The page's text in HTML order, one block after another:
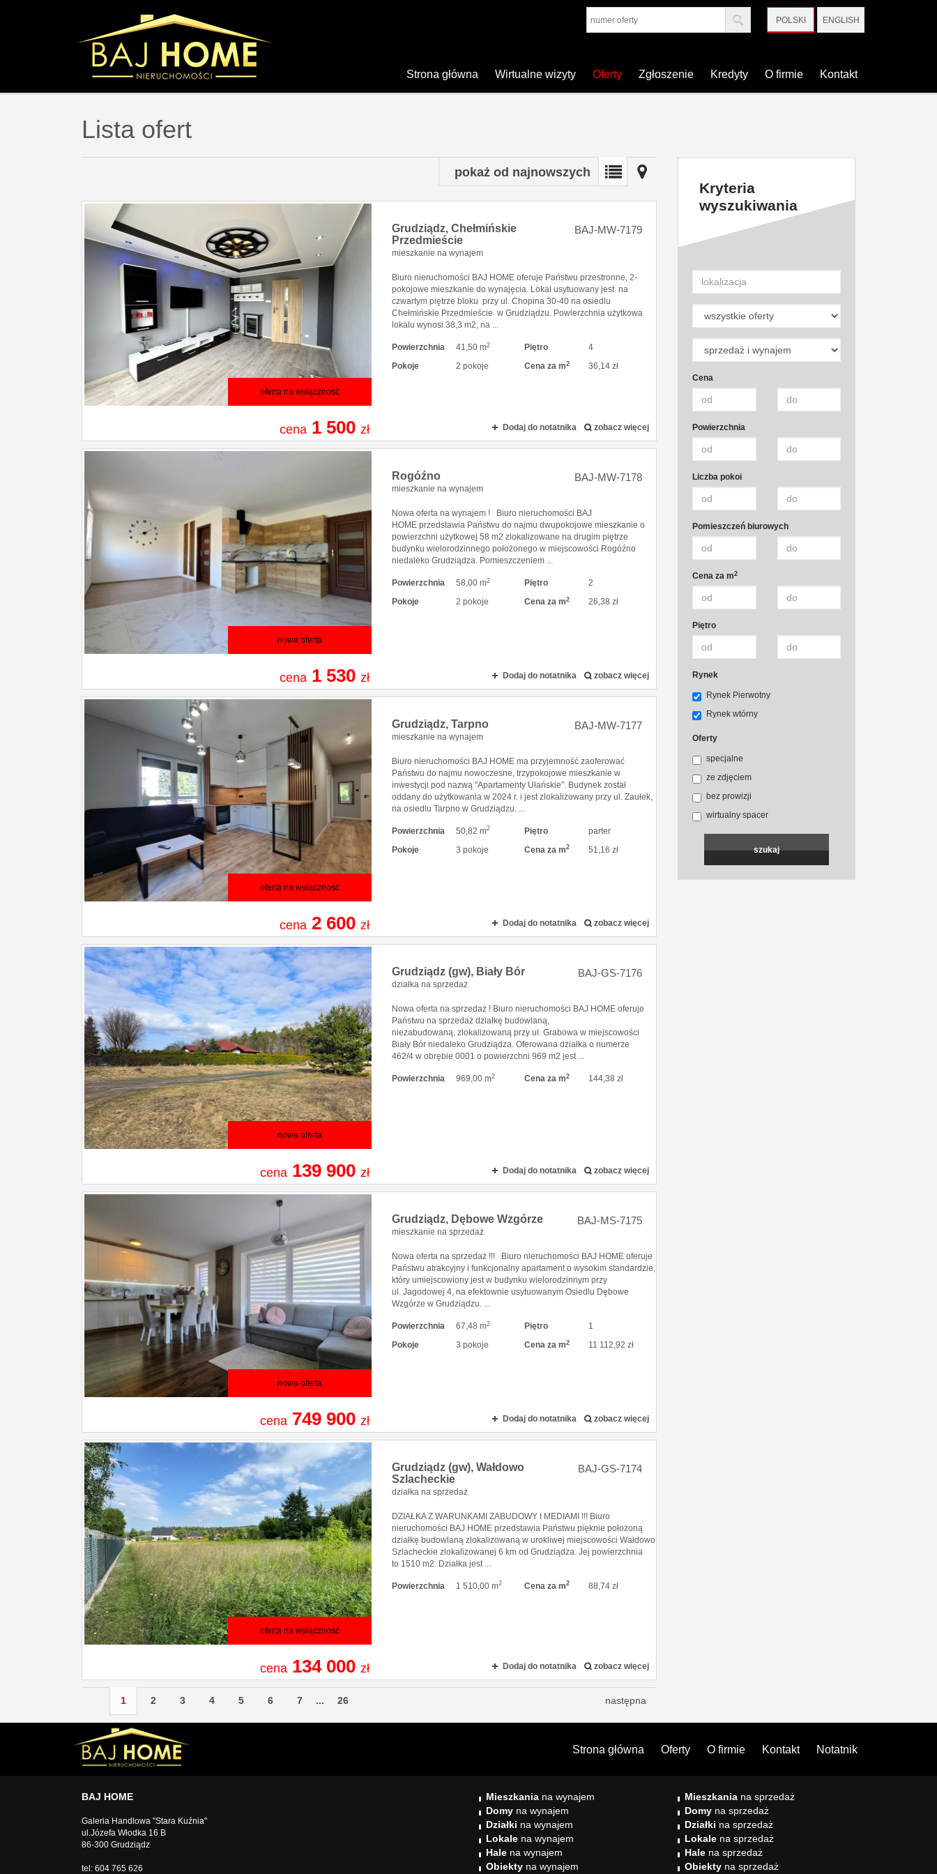
POLSKI ENGLISH
Strona główna Wirtualne wizyty Oferty Zgłoszenie Kredyty O firmie Kontakt
Lista ofert
pokaż od najnowszych
oferta na wyłączność
Grudziądz, Chełmińskie
Przedmieście
mieszkanie na wynajem
BAJ-MW-7179
Biuro nieruchomości BAJ HOME oferuje Państwu przestronne, 2-
pokojowe mieszkanie do wynajęcia. Lokal usytuowany jest na
czwartym piętrze bloku przy ul. Chopina 30-40 na osiedlu
Chełmińskie Przedmieście w Grudziądzu. Powierzchnia użytkowa
lokalu wynosi 38,3 m2, na ...
Powierzchnia 41,50 m2 Piętro
4
Pokoje
2 pokoje Cena za m2 36,14 zł
cena1 500 zł Dodaj do notatnika zobacz więcej
nowa oferta
Rogóźno
mieszkanie na wynajem
BAJ-MW-7178
Nowa oferta na wynajem ! Biuro nieruchomości BAJ
HOME przedstawia Państwu do najmu dwupokojowe mieszkanie o
powierzchni użytkowej 58 m2 zlokalizowane na drugim piętrze
budynku wielorodzinnego położonego w miejscowości Rogóźno
niedaleko Grudziądza. Pomieszczeniem ...
Powierzchnia 58,00 m2 Piętro
2
Pokoje
2 pokoje Cena za m2 26,38 zł
cena1 530 zł Dodaj do notatnika zobacz więcej
oferta na wyłączność
Grudziądz, Tarpno
mieszkanie na wynajem
BAJ-MW-7177
Biuro nieruchomości BAJ HOME ma przyjemność zaoferować
Państwu do najmu nowoczesne, trzypokojowe mieszkanie w
inwestycji pod nazwą "Apartamenty Ułańskie". Budynek został
oddany do użytkowania w 2024 r. i jest zlokalizowany przy ul. Zaułek,
na osiedlu Tarpno w Grudziądzu. ...
Powierzchnia 50,82 m2 Piętro
parter
Pokoje
3 pokoje Cena za m2 51,16 zł
cena2 600 zł Dodaj do notatnika zobacz więcej
nowa oferta
Grudziądz (gw), Biały Bór
działka na sprzedaż
BAJ-GS-7176
Nowa oferta na sprzedaż ! Biuro nieruchomości BAJ HOME oferuje
Państwu na sprzedaż działkę budowlaną,
niezabudowaną, zlokalizowaną przy ul. Grabowa w miejscowości
Biały Bór niedaleko Grudziądza. Oferowana działka o numerze
462/4 w obrębie 0001 o powierzchni 969 m2 jest ...
Powierzchnia 969,00 m2 Cena za m2 144,38 zł
cena139 900 zł Dodaj do notatnika zobacz więcej
nowa oferta
Grudziądz, Dębowe Wzgórze
mieszkanie na sprzedaż
BAJ-MS-7175
Nowa oferta na sprzedaż !!! Biuro nieruchomości BAJ HOME oferuje
Państwu atrakcyjny i funkcjonalny apartament o wysokim standardzie,
który umiejscowiony jest w budynku wielorodzinnym przy
ul. Jagodowej 4, na efektownie usytuowanym Osiedlu Dębowe
Wzgórze w Grudziądzu. ...
Powierzchnia 67,48 m2 Piętro
1
Pokoje
3 pokoje Cena za m2 11 112,92 zł
cena749 900 zł Dodaj do notatnika zobacz więcej
oferta na wyłączność
Grudziądz (gw), Wałdowo
Szlacheckie
działka na sprzedaż
BAJ-GS-7174
DZIAŁKA Z WARUNKAMI ZABUDOWY I MEDIAMI !!! Biuro
nieruchomości BAJ HOME przedstawia Państwu pięknie położoną
działkę budowlaną zlokalizowaną w urokliwej miejscowości Wałdowo
Szlacheckie zlokalizowanej 6 km od Grudziądza. Jej powierzchnia
to 1510 m2. Działka jest ...
Powierzchnia 1 510,00 m2 Cena za m2 88,74 zł
cena134 000 zł Dodaj do notatnika zobacz więcej
1 2 3 4 5 6 7 ... 26 następna
Kryteria
wyszukiwania
Cena
Powierzchnia
Liczba pokoi
Pomieszczeń biurowych
Cena za m2
Piętro
Rynek
Rynek Pierwotny
Rynek wtórny
Oferty
specjalne
ze zdjęciem
bez prowizji
wirtualny spacer
Strona główna Oferty O firmie Kontakt Notatnik
BAJ HOME
Galeria Handlowa "Stara Kuźnia"
ul.Józefa Włodka 16 B
86-300 Grudziądz
tel: 604 765 626
Mieszkania na wynajem
Domy na wynajem
Działki na wynajem
Lokale na wynajem
Hale na wynajem
Obiekty na wynajem
Mieszkania na sprzedaż
Domy na sprzedaż
Działki na sprzedaż
Lokale na sprzedaż
Hale na sprzedaż
Obiekty na sprzedaż